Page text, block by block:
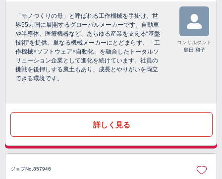
「モノづくりの母」と呼ばれる工作機械を手掛け、世
界55カ国に展開するグローバルメーカーです。自動車
や半導体、医療機器など、あらゆる産業を支える“基盤
技術”を提供。単なる機械メーカーにとどまらず、「工
作機械×ソフトウェア×自動化」を融合したトータルソ
リューション企業として進化を続けています。社員の
挑戦を後押しする風土もあり、成長とやりがいを両立
できる環境です。
コンサルタント
島田 和子
詳しく見る
ジョブNo.857946